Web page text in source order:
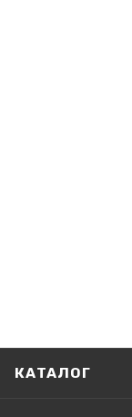
КАТАЛОГ